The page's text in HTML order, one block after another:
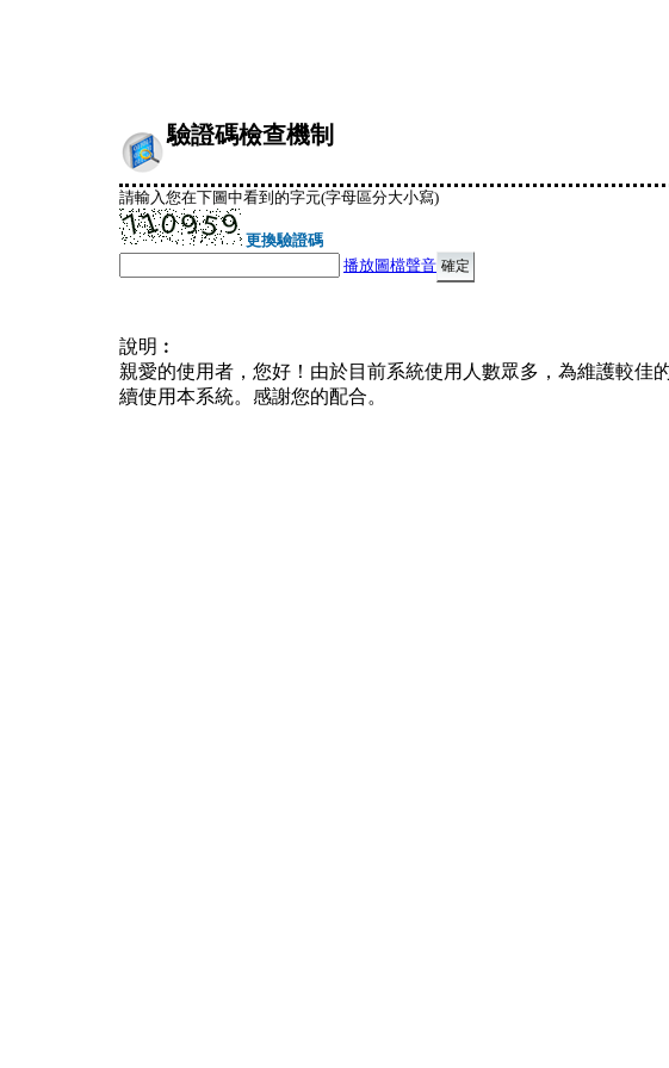
驗證碼檢查機制
請輸入您在下圖中看到的字元(字母區分大小寫)
更換驗證碼
播放圖檔聲音
說明︰
親愛的使用者，您好！由於目前系統使用人數眾多，為維護較佳
續使用本系統。感謝您的配合。